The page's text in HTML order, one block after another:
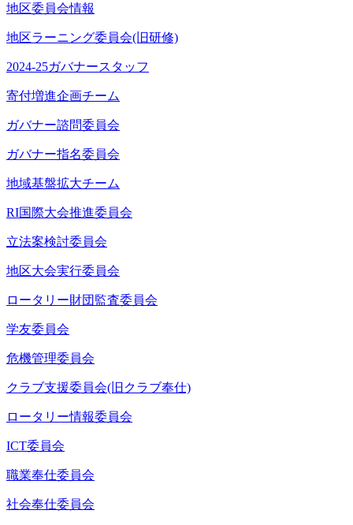
地区委員会情報
地区ラーニング委員会(旧研修)
2024-25ガバナースタッフ
寄付増進企画チーム
ガバナー諮問委員会
ガバナー指名委員会
地域基盤拡大チーム
RI国際大会推進委員会
立法案検討委員会
地区大会実行委員会
ロータリー財団監査委員会
学友委員会
危機管理委員会
クラブ支援委員会(旧クラブ奉仕)
ロータリー情報委員会
ICT委員会
職業奉仕委員会
社会奉仕委員会